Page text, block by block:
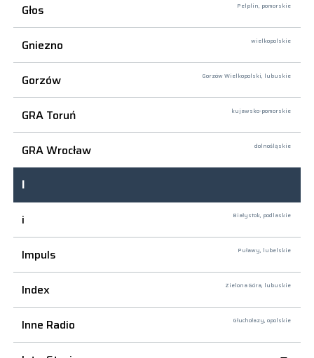
Głos Pelplin, pomorskie
Gniezno wielkopolskie
Gorzów Gorzów Wielkopolski, lubuskie
GRA Toruń kujawsko-pomorskie
GRA Wrocław dolnośląskie
I
i
Białystok, podlaskie
Impuls Puławy, lubelskie
Index Zielona Góra, lubuskie
Inne Radio Głuchołazy, opolskie